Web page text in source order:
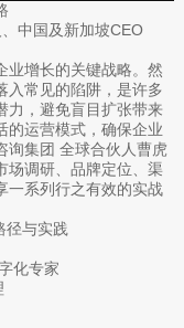
中国及新加坡CEO
业增长的关键战略。然
入常见的陷阱，是许多
力，避免盲目扩张带来
的运营模式，确保企业
询集团 全球合伙人曹虎
场调研、品牌定位、渠
一系列行之有效的实战
径与实践
化专家